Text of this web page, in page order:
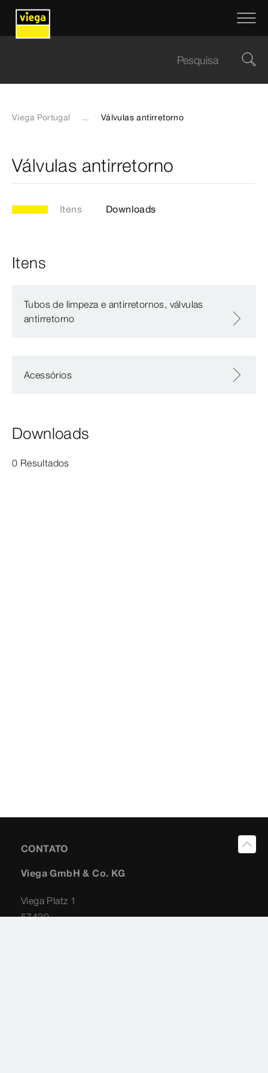
Viega Portugal ... Válvulas antirretorno
Válvulas antirretorno
Itens Downloads
Itens
Tubos de limpeza e antirretornos, válvulas
antirretorno
Acessórios
Downloads
0 Resultados
CONTATO
Viega GmbH & Co. KG
Viega Platz 1
57439